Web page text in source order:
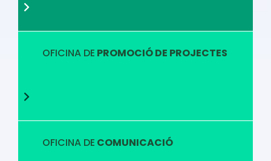
OFICINA DE PROMOCIÓ DE PROJECTES
OFICINA DE COMUNICACIÓ